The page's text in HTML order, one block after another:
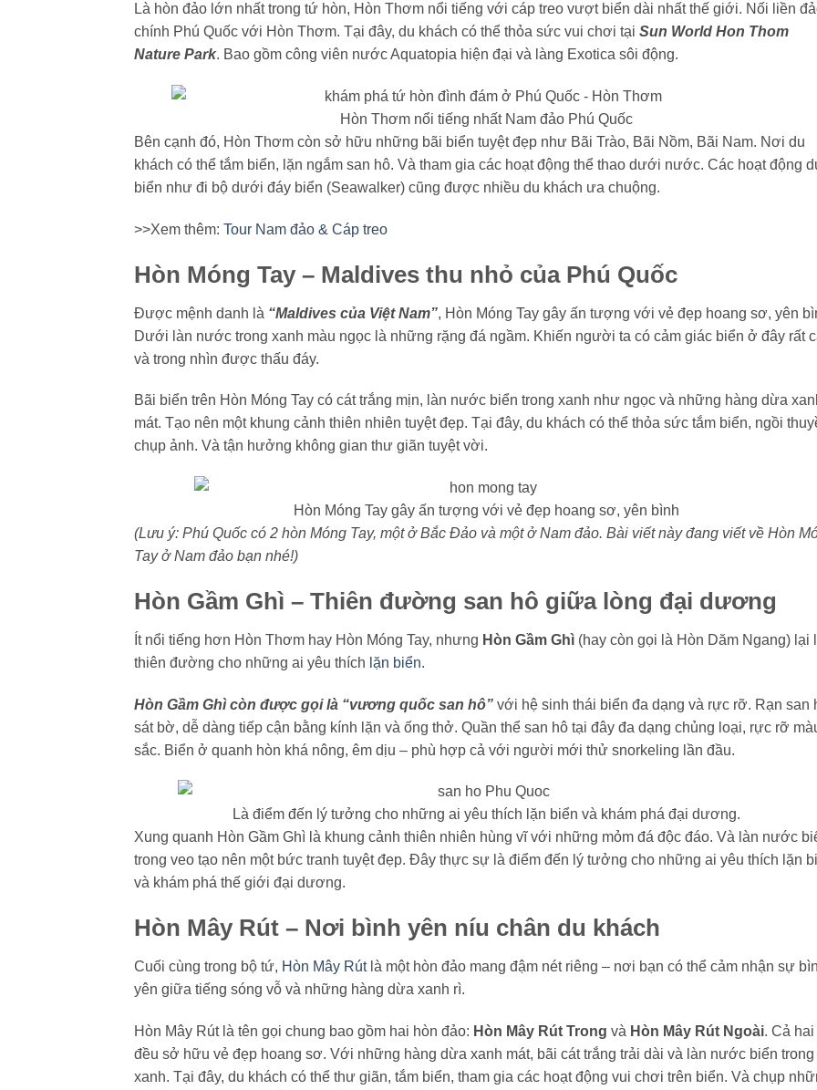
Là hòn đảo lớn nhất trong tứ hòn, Hòn Thơm nổi tiếng với cáp treo vượt biển dài nhất thế giới. Nối liền
chính Phú Quốc với Hòn Thơm. Tại đây, du khách có thể thỏa sức vui chơi tại Sun World Hon Thom
Nature Park. Bao gồm công viên nước Aquatopia hiện đại và làng Exotica sôi động.
Hòn Thơm nổi tiếng nhất Nam đảo Phú Quốc
Bên cạnh đó, Hòn Thơm còn sở hữu những bãi biển tuyệt đẹp như Bãi Trào, Bãi Nồm, Bãi Nam. Nơi du
khách có thể tắm biển, lặn ngắm san hô. Và tham gia các hoạt động thể thao dưới nước. Các hoạt động
biển như đi bộ dưới đáy biển (Seawalker) cũng được nhiều du khách ưa chuộng.
>>Xem thêm: Tour Nam đảo & Cáp treo
Hòn Móng Tay – Maldives thu nhỏ của Phú Quốc
Được mệnh danh là “Maldives của Việt Nam”, Hòn Móng Tay gây ấn tượng với vẻ đẹp hoang sơ, yên
Dưới làn nước trong xanh màu ngọc là những rặng đá ngầm. Khiến người ta có cảm giác biển ở đây rất
và trong nhìn được thấu đáy.
Bãi biển trên Hòn Móng Tay có cát trắng mịn, làn nước biển trong xanh như ngọc và những hàng dừa
mát. Tạo nên một khung cảnh thiên nhiên tuyệt đẹp. Tại đây, du khách có thể thỏa sức tắm biển, ngồi
chụp ảnh. Và tận hưởng không gian thư giãn tuyệt vời.
Hòn Móng Tay gây ấn tượng với vẻ đẹp hoang sơ, yên bình
(Lưu ý: Phú Quốc có 2 hòn Móng Tay, một ở Bắc Đảo và một ở Nam đảo. Bài viết này đang viết về Hòn
Tay ở Nam đảo bạn nhé!)
Hòn Gầm Ghì – Thiên đường san hô giữa lòng đại dương
Ít nổi tiếng hơn Hòn Thơm hay Hòn Móng Tay, nhưng Hòn Gầm Ghì (hay còn gọi là Hòn Dăm Ngang) lại
thiên đường cho những ai yêu thích lặn biển.
Hòn Gầm Ghì còn được gọi là “vương quốc san hô” với hệ sinh thái biển đa dạng và rực rỡ. Rạn san
sát bờ, dễ dàng tiếp cận bằng kính lặn và ống thở. Quần thể san hô tại đây đa dạng chủng loại, rực rỡ
sắc. Biển ở quanh hòn khá nông, êm dịu – phù hợp cả với người mới thử snorkeling lần đầu.
Là điểm đến lý tưởng cho những ai yêu thích lặn biển và khám phá đại dương.
Xung quanh Hòn Gầm Ghì là khung cảnh thiên nhiên hùng vĩ với những mỏm đá độc đáo. Và làn nước
trong veo tạo nên một bức tranh tuyệt đẹp. Đây thực sự là điểm đến lý tưởng cho những ai yêu thích lặn
và khám phá thế giới đại dương.
Hòn Mây Rút – Nơi bình yên níu chân du khách
Cuối cùng trong bộ tứ, Hòn Mây Rútlà một hòn đảo mang đậm nét riêng – nơi bạn có thể cảm nhận sự
yên giữa tiếng sóng vỗ và những hàng dừa xanh rì.
Hòn Mây Rút là tên gọi chung bao gồm hai hòn đảo: Hòn Mây Rút Trong và Hòn Mây Rút Ngoài. Cả hai
đều sở hữu vẻ đẹp hoang sơ. Với những hàng dừa xanh mát, bãi cát trắng trải dài và làn nước biển trong
xanh. Tại đây, du khách có thể thư giãn, tắm biển, tham gia các hoạt động vui chơi trên biển. Và chụp